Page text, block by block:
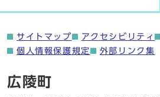
サイトマップ アクセシビリティ
個人情報保護規定
外部リンク集
広陵町